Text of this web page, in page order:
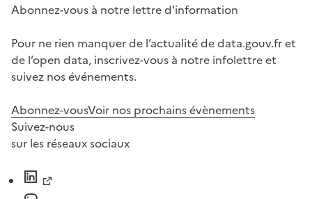
Abonnez-vous à notre lettre d'information
Pour ne rien manquer de l’actualité de data.gouv.fr et
de l’open data, inscrivez-vous à notre infolettre et
suivez nos événements.
Abonnez-vousVoir nos prochains évènements
Suivez-nous
sur les réseaux sociaux